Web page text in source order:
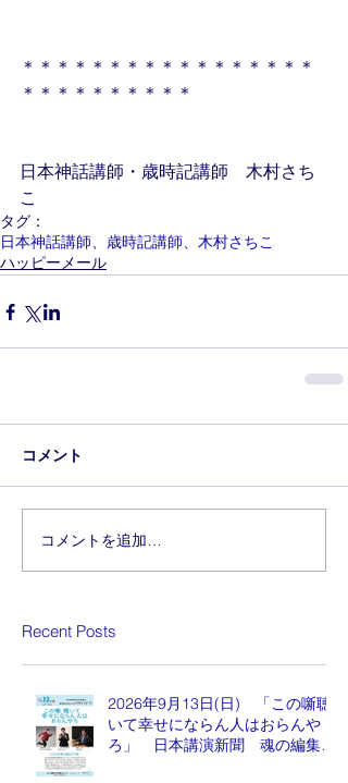
＊＊＊＊＊＊＊＊＊＊＊＊＊＊＊＊＊
＊＊＊＊＊＊＊＊＊＊
日本神話講師・歳時記講師　木村さち
こ
タグ：
日本神話講師、歳時記講師、木村さちこ
ハッピーメール
コメント
コメントを追加…
Recent Posts
2026年9月13日(日) 「この噺聴
いて幸せにならん人はおらんや
ろ」 日本講演新聞 魂の編集